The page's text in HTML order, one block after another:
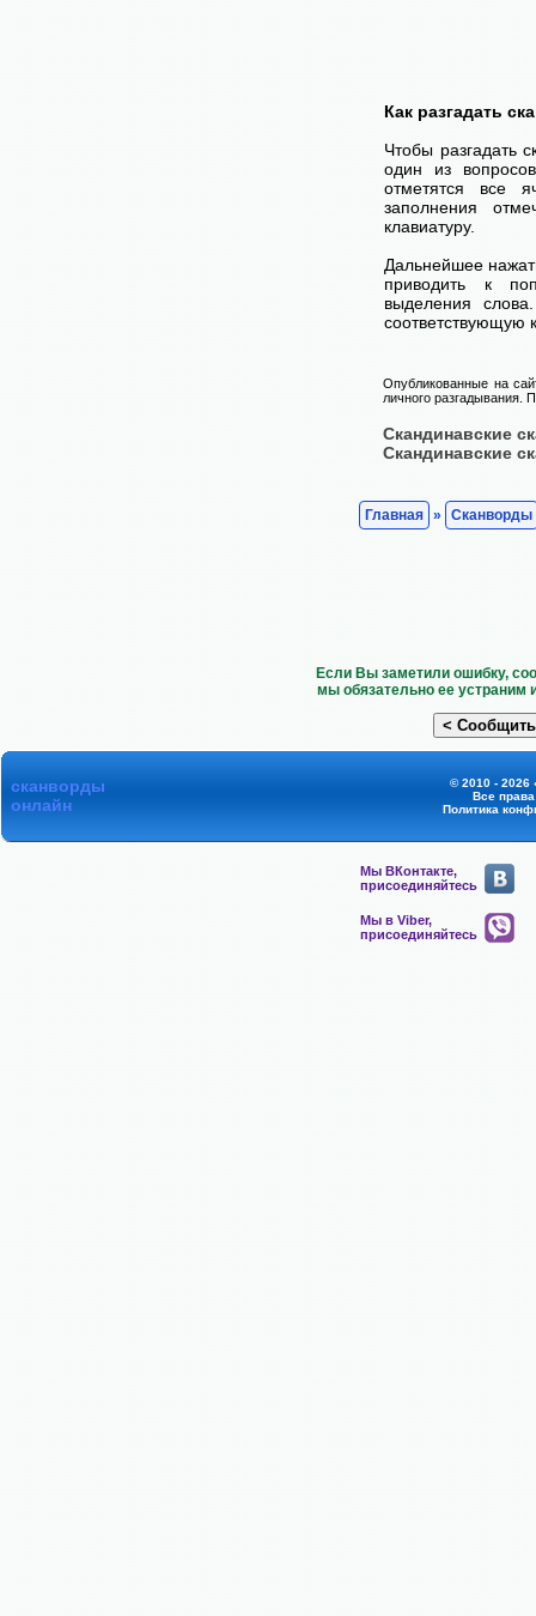
Как разгадать
Чтобы разгадать
один из
отметятся все
заполнения
клавиатуру.
Дальнейшее
приводить к
выделения
соответствующую
Опубликованные на
личного разгадывания.
Скандинавские
Скандинавские
Главная » Сканворды
Если Вы заметили ошибку,
мы обязательно ее устраним
сканворды
онлайн
© 2010 - 2026
Все
Политика
Мы ВКонтакте,
присоединяйтесь
Мы в Viber,
присоединяйтесь